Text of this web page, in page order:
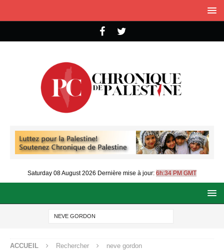
Saturday 08 August 2026 Dernière mise à jour: 6h:34 PM GMT
ACCUEIL Rechercher neve gordon